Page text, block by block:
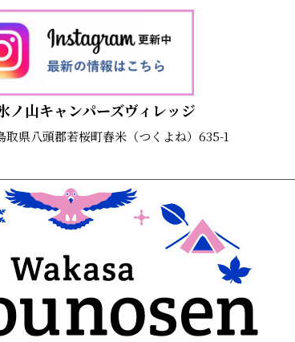
ノ山キャンパーズヴィレッジ
県八頭郡若桜町舂米（つくよね）635-1